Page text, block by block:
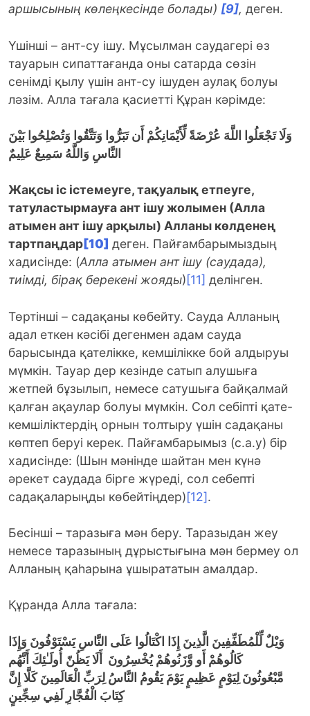
аршысының көлеңкесінде болады) [9], деген.
Үшінші – ант-cу ішу. Мұсылман саудагері өз
тауарын сипаттағанда оны сатарда сөзін
сенімді қылу үшін ант-су ішуден аулақ болуы
ләзім. Алла тағала қасиетті Құран кәрімде:
وَلَا تَجْعَلُوا اللَّهَ عُرْضَةً لِّأَيْمَانِكُمْ أَن تَبَرُّوا وَتَتَّقُوا وَتُصْلِحُوا بَيْنَ
النَّاسِ وَاللَّهُ سَمِيعٌ عَلِيمٌ
Жақсы іс істемеуге, тақуалық етпеуге,
татуластырмауға ант ішу жолымен (Алла
атымен ант ішу арқылы) Алланы көлденең
тартпаңдар [10] деген. Пайғамбарымыздың
хадисінде: (Алла атымен ант ішу (саудада),
тиімді, бірақ берекені жояды)[11] делінген.
Төртінші – cадақаны көбейту. Сауда Алланың
адал еткен кәсібі дегенмен адам сауда
барысында қателікке, кемшілікке бой алдыруы
мүмкін. Тауар дер кезінде сатып алушыға
жетпей бұзылып, немесе сатушыға байқалмай
қалған ақаулар болуы мүмкін. Сол себіпті қате-
кемшіліктердің орнын толтыру үшін садақаны
көптеп беруі керек. Пайғамбарымыз (с.а.у) бір
хадисінде: (Шын мәнінде шайтан мен күнә
әрекет саудада бірге жүреді, сол себепті
садақаларыңды көбейтіңдер)[12].
Бесінші – таразыға мән беру. Таразыдан жеу
немесе таразының дұрыстығына мән бермеу ол
Алланың қаһарына ұшырататын амалдар.
Құранда Алла тағала:
وَيْلٌ لِّلْمُطَفِّفِينَ الَّذِينَ إِذَا اكْتَالُوا عَلَى النَّاسِ يَسْتَوْفُونَ وَإِذَا
كَالُوهُمْ أَو وَّزَنُوهُمْ يُخْسِرُونَ أَلَا يَظُنّ أُولَـٰئِكَ أَنَّهُم
مَّبْعُوثُونَ لِيَوْمٍ عَظِيمٍ يَوْمَ يَقُومُ النَّاسُ لِرَبِّ الْعَالَمِينَكَلَّا إِنَّ
كِتَابَ الْفُجَّارِ لَفِي سِجِّينٍ